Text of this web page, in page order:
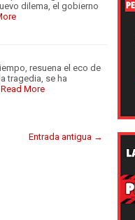
dilema, el gobierno
resuena el eco de
tragedia, se ha
Read More
Entrada antigua →